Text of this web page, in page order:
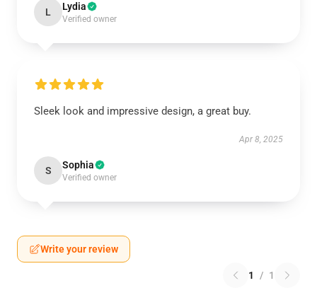
L Lydia
Verified owner
Sleek look and impressive design, a great buy.
Apr 8, 2025
S Sophia
Verified owner
Write your review
1 / 1